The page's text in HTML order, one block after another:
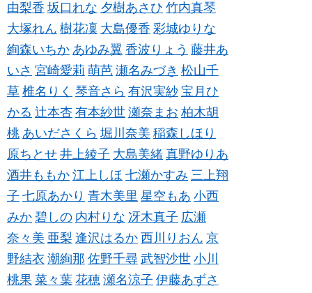
由梨香 坂口れな 夕樹あさひ 竹内真琴
大塚れん 樹花凜 大島優香 彩城ゆりな
絢森いちか あゆみ翼 香波りょう 藤井あ
いさ 宮崎愛莉 萌芭 瀬名みづき 松山千
草 椎名りく 琴音さら 有沢実紗 宝月ひ
かる 辻本杏 有本紗世 瀬奈まお 柏木胡
桃 あいださくら 堀川奈美 稲森しほり
原ちとせ 井上綾子 大島美緒 真野ゆりあ
酒井ももか 江上しほ 七瀬かすみ 三上翔
子 七原あかり 青木美里 星空もあ 小西
みか 碧しの 内村りな 冴木真子 広瀬
奈々美 亜梨 逢沢はるか 西川りおん 京
野結衣 潮絢那 佐野千尋 武智沙世 小川
桃果 菜々葉 花穂 瀬名涼子 伊藤あずさ